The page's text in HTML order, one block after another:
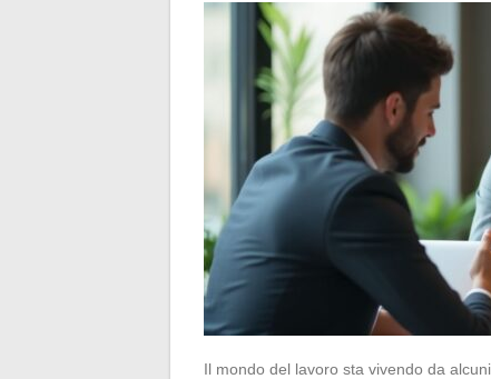
Il mondo del lavoro sta vivendo da